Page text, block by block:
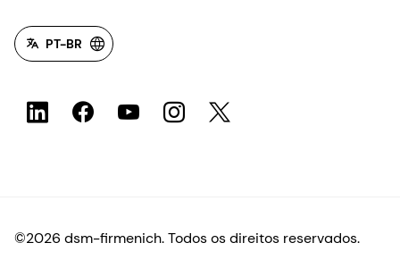
PT-BR
©2026 dsm-firmenich. Todos os direitos reservados.